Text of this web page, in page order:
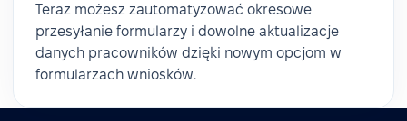
Teraz możesz zautomatyzować okresowe
przesyłanie formularzy i dowolne aktualizacje
danych pracowników dzięki nowym opcjom w
formularzach wniosków.